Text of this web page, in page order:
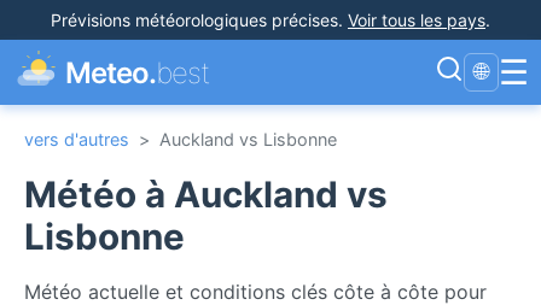
Prévisions météorologiques précises. Voir tous les pays.
Meteo.best 🌐 ☰
vers d'autres > Auckland vs Lisbonne
Météo à Auckland vs
Lisbonne
Météo actuelle et conditions clés côte à côte pour